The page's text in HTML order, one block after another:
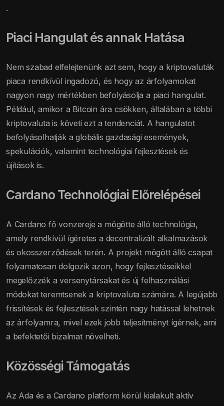
.
Piaci Hangulat és annak Hatása
Nem szabad elfelejtenünk azt sem, hogy a kriptovaluták
piaca rendkívül ingadozó, és hogy az árfolyamokat
nagyon nagy mértékben befolyásolja a piaci hangulat.
Például, amikor a Bitcoin ára csökken, általában a többi
kriptovaluta is követi ezt a tendenciát. A hangulatot
befolyásolhatják a globális gazdasági események,
spekulációk, valamint technológiai fejlesztések és
újítások is.
Cardano Technológiai Előrelépései
A Cardano fő vonzereje a mögötte álló technológia,
amely rendkívül ígéretes a decentralizált alkalmazások
és okosszerződések terén. A projekt mögött álló csapat
folyamatosan dolgozik azon, hogy fejlesztéseikkel
megelőzzék a versenytársakat és új felhasználási
módokat teremtsenek a kriptovaluta számára. A legújabb
frissítések és fejlesztések szintén nagy hatással lehetnek
az árfolyamra, mivel ezek jobb teljesítményt ígérnek, ami
a befektetői bizalmat növelheti.
Közösségi Támogatás
Az Ada és a Cardano platform körül kialakult aktív